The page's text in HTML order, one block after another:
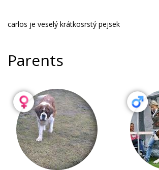
carlos je veselý krátkosrstý pejsek
Parents